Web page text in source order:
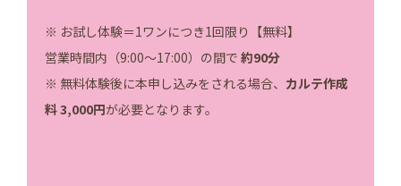
※ お試し体験＝1ワンにつき1回限り【無料】
営業時間内（9:00〜17:00）の間で 約90分
※ 無料体験後に本申し込みをされる場合、 カルテ作成
料 3,000円が必要となります。